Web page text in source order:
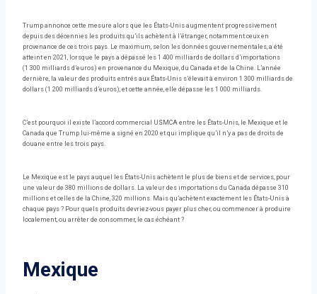
Trump annonce cette mesure alors que les États-Unis augmentent progressivement
depuis des décennies les produits qu’ils achètent à l’étranger, notamment ceux en
provenance de ces trois pays. Le maximum, selon les données gouvernementales, a été
atteint en 2021, lorsque le pays a dépassé les 1 400 milliards de dollars d’importations
(1 300 milliards d’euros) en provenance du Mexique, du Canada et de la Chine. L’année
dernière, la valeur des produits entrés aux États-Unis s’élevait à environ 1 300 milliards de
dollars (1 200 milliards d’euros), et cette année, elle dépasse les 1 000 milliards.
C’est pourquoi il existe l’accord commercial USMCA entre les États-Unis, le Mexique et le
Canada que Trump lui-même a signé en 2020 et qui implique qu’il n’y a pas de droits de
douane entre les trois pays.
Le Mexique est le pays auquel les États-Unis achètent le plus de biens et de services, pour
une valeur de 380 millions de dollars. La valeur des importations du Canada dépasse 310
millions et celles de la Chine, 320 millions. Mais qu’achètent exactement les États-Unis à
chaque pays ? Pour quels produits devriez-vous payer plus cher, ou commencer à produire
localement, ou arrêter de consommer, le cas échéant ?
Mexique